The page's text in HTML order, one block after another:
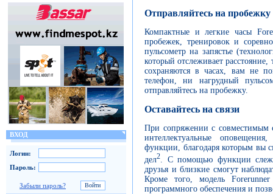
ВХОД
Логин:
Пароль:
Забыли пароль?
Отправляйтесь на пробежку
Компактные и легкие часы
пробежек, тренировок и
пульсометр на запястье
который отслеживает
сохраняются в часах, вам не
телефон, ни нагрудный
отправляйтесь на пробежку.
Оставайтесь на связи
При сопряжении с совместимым
интеллектуальные
функции, благодаря которым вы
дел2 . С помощью функции
друзья и близкие смогут
Кроме того, модель Forerunner
программного обеспечения и